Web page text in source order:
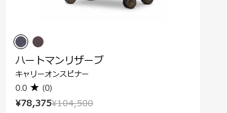
¥104,500
¥78,375
ハートマンリザーブ
キャリーオンスピナー
0.0 (0)